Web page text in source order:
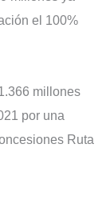
el 100%
millones
por una
Ruta